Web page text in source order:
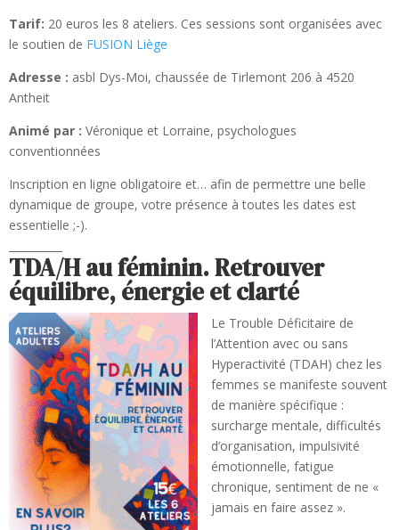
Tarif: 20 euros les 8 ateliers. Ces sessions sont organisées avec
le soutien de FUSION Liège
Adresse : asbl Dys-Moi, chaussée de Tirlemont 206 à 4520
Antheit
Animé par : Véronique et Lorraine, psychologues
conventionnées
Inscription en ligne obligatoire et… afin de permettre une belle
dynamique de groupe, votre présence à toutes les dates est
essentielle ;-).
TDA/H au féminin. Retrouver
équilibre, énergie et clarté
Le Trouble Déficitaire de
l’Attention avec ou sans
Hyperactivité (TDAH) chez les
femmes se manifeste souvent
de manière spécifique :
surcharge mentale, difficultés
d’organisation, impulsivité
émotionnelle, fatigue
chronique, sentiment de ne «
jamais en faire assez ».